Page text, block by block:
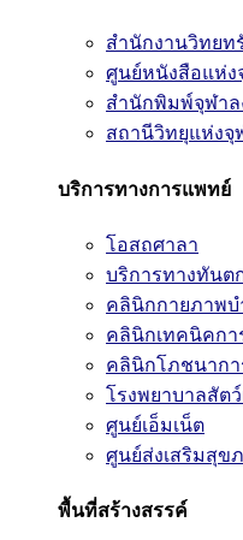
สำนักงานวิทยท
ศูนย์หนังสือแห่ง
สำนักพิมพ์จุฬา
สถานีวิทยุแห่งจุ
บริการทางการแพทย์
โอสถศาลา
บริการทางทันต
คลินิกกายภาพบ
คลินิกเทคนิคกา
คลินิกโภชนาก
โรงพยาบาลสัต
ศูนย์เอ็มเน็ต
ศูนย์ส่งเสริมสุข
พื้นที่สร้างสรรค์